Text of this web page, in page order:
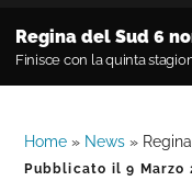
Regina del Sud 6
Finisce con la quinta
Home » News »
Pubblicato il9 Marzo